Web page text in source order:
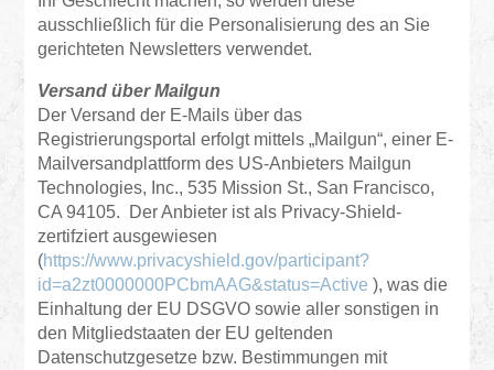
ausschließlich für die Personalisierung des an Sie
gerichteten Newsletters verwendet.
Versand über Mailgun
Der Versand der E-Mails über das
Registrierungsportal erfolgt mittels „Mailgun“, einer E-
Mailversandplattform des US-Anbieters Mailgun
Technologies, Inc., 535 Mission St., San Francisco,
CA 94105. Der Anbieter ist als Privacy-Shield-
zertifziert ausgewiesen
(https://www.privacyshield.gov/participant?
id=a2zt0000000PCbmAAG&status=Active ), was die
Einhaltung der EU DSGVO sowie aller sonstigen in
den Mitgliedstaaten der EU geltenden
Datenschutzgesetze bzw. Bestimmungen mit